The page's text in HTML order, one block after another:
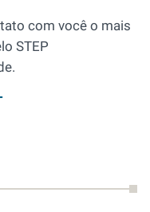
com você o mais
STEP